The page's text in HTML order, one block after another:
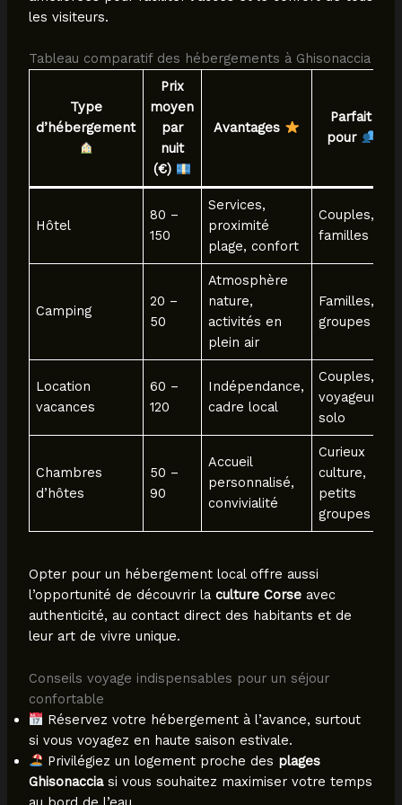
les visiteurs.
Tableau comparatif des hébergements à Ghisonaccia
Type
d’hébergement
Prix
moyen
par
nuit
(€)
Avantages
Parfait
pour
Hôtel
80 –
150
Services,
proximité
plage, confort
Couples,
familles
Camping
20 –
50
Atmosphère
nature,
activités en
plein air
Familles,
groupes
Location
vacances
60 –
120
Indépendance,
cadre local
Couples,
voyageurs
solo
Chambres
d’hôtes
50 –
90
Accueil
personnalisé,
convivialité
Curieux
culture,
petits
groupes
Opter pour un hébergement local offre aussi
l’opportunité de découvrir la culture Corseavec
authenticité, au contact direct des habitants et de
leur art de vivre unique.
Conseils voyage indispensables pour un séjour
confortable
Réservez votre hébergement à l’avance, surtout
si vous voyagez en haute saison estivale.
Privilégiez un logement proche des plages
Ghisonacciasi vous souhaitez maximiser votre temps